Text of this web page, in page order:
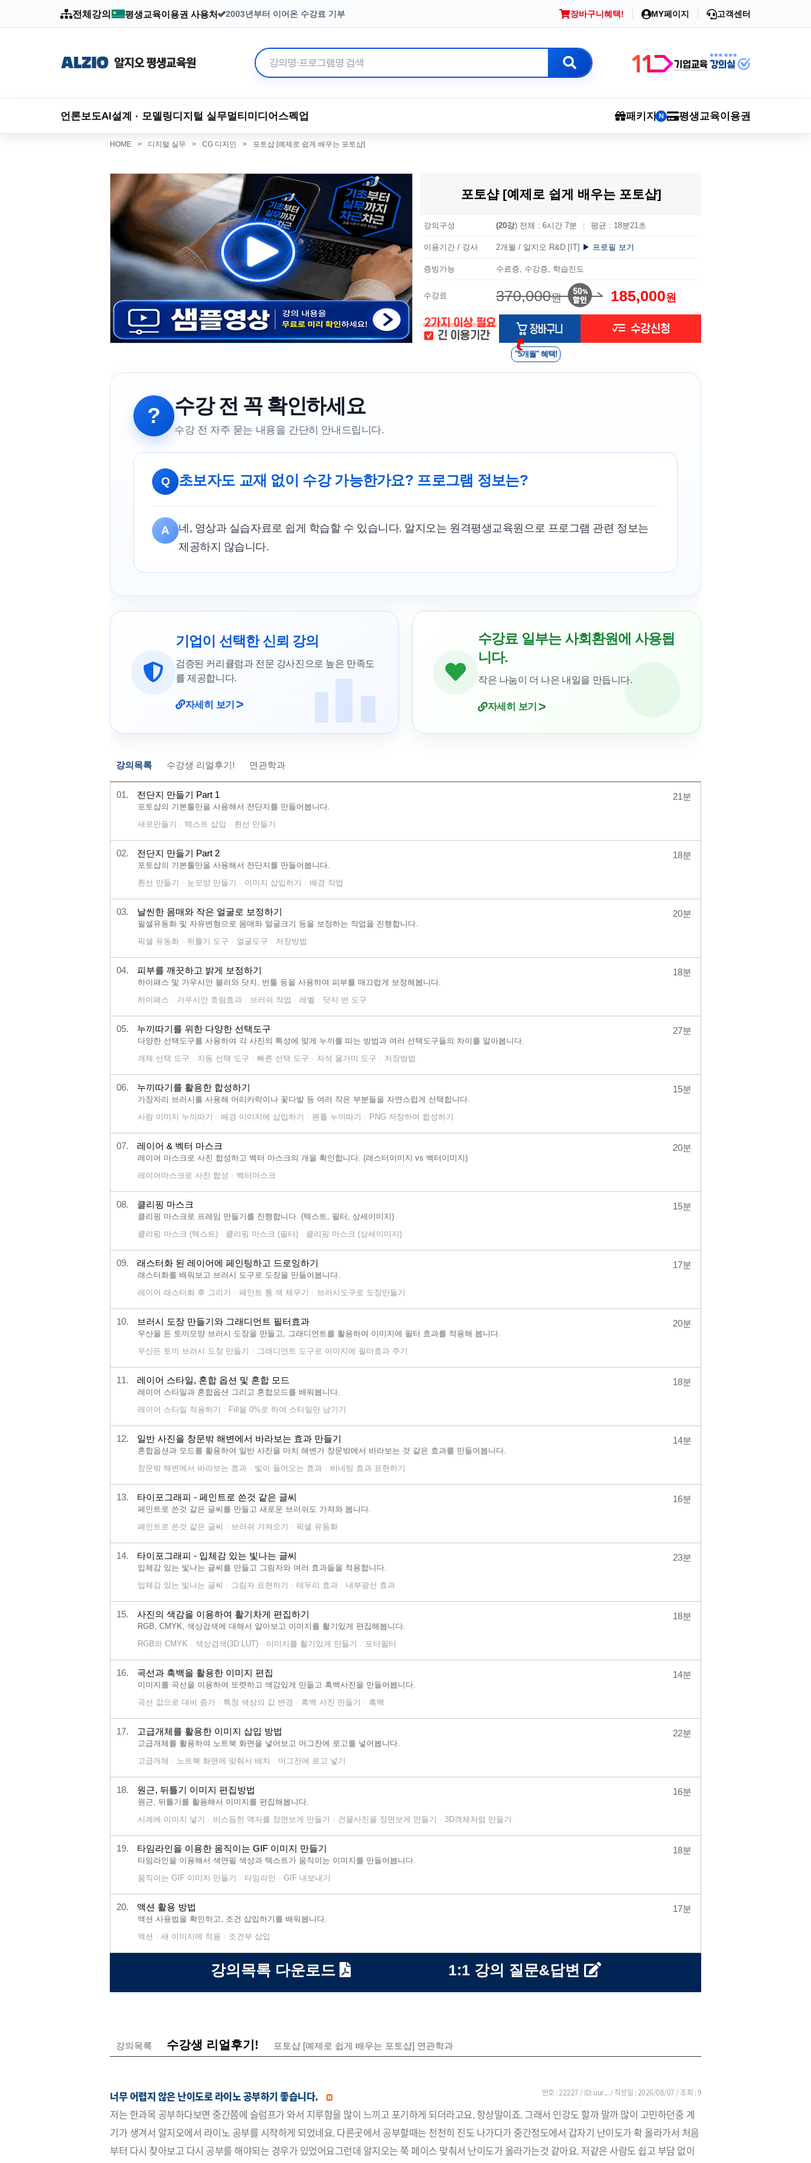
전체강의 평생교육이용권 사용처
2003년부터 이어온 수강료 기부
장바구니혜택! MY페이지 고객센터
언론보도AI설계 · 모델링디지털 실무멀티미디어 스펙업 패키지 N 평생교육이용권
HOME > 디지털 실무 > CG 디자인 > 포토샵 [예제로 쉽게 배우는 포토샵]
포토샵 [예제로 쉽게 배우는 포토샵]
강의구성 (20강) 전체 : 6시간 7분 평균 : 18분21초
이용기간 / 강사 2개월 / 알지오 R&D [IT] ▶ 프로필 보기
증빙가능 수료증, 수강증, 학습진도
수강료 370,000원 185,000원
"5개월" 혜택!
? 수강 전 꼭 확인하세요
수강 전 자주 묻는 내용을 간단히 안내드립니다.
Q 초보자도 교재 없이 수강 가능한가요? 프로그램 정보는?
A
네, 영상과 실습자료로 쉽게 학습할 수 있습니다. 알지오는 원격평생교육원으로 프로그램 관련 정보는
제공하지 않습니다.
기업이 선택한 신뢰 강의
검증된 커리큘럼과 전문 강사진으로 높은 만족도
를 제공합니다.
자세히 보기 >
수강료 일부는 사회환원에 사용됩
니다.
작은 나눔이 더 나은 내일을 만듭니다.
자세히 보기 >
강의목록 수강생 리얼후기! 연관학과
01. 21분
전단지 만들기 Part 1
포토샵의 기본툴만을 사용해서 전단지를 만들어봅니다.
새로만들기
텍스트 삽입 흰선 만들기
02. 18분
전단지 만들기 Part 2
포토샵의 기본툴만을 사용해서 전단지를 만들어봅니다.
흰선 만들기
눈모양 만들기 이미지 삽입하기 배경 작업
03. 20분
날씬한 몸매와 작은 얼굴로 보정하기
필셀유동화 및 자유변형으로 몸매와 얼굴크기 등을 보정하는 작업을 진행합니다.
픽셀 유동화
뒤틀기 도구 얼굴도구 저장방법
04. 18분
피부를 깨끗하고 밝게 보정하기
하이패스 및 가우시안 블러와 닷지, 번툴 등을 사용하여 피부를 매끄럽게 보정해봅니다.
하이패스
가우시안 흐림효과 브러쉬 작업 레벨 닷지 번 도구
05. 27분
누끼따기를 위한 다양한 선택도구
다양한 선택도구를 사용하여 각 사진의 특성에 맞게 누끼를 따는 방법과 여러 선택도구들의 차이를 알아봅니다.
개체 선택 도구
자동 선택 도구 빠른 선택 도구 자석 올가미 도구 저장방법
06. 15분
누끼따기를 활용한 합성하기
가장자리 브러시를 사용해 머리카락이나 꽃다발 등 여러 작은 부분들을 자연스럽게 선택합니다.
사람 이미지 누끼따기
배경 이미지에 삽입하기 펜툴 누끼따기 PNG 저장하여 합성하기
07. 20분
레이어 & 벡터 마스크
레이어 마스크로 사진 합성하고 벡터 마스크의 개을 확인합니다. (래스터이미지 vs 벡터이미지)
레이어마스크로 사진 합성
벡터마스크
08. 15분
클리핑 마스크
클리핑 마스크로 프레임 만들기를 진행합니다. (텍스트, 필터, 상세이미지)
클리핑 마스크 (텍스트)
클리핑 마스크 (필터) 클리핑 마스크 (상세이미지)
09. 17분
래스터화 된 레이어에 페인팅하고 드로잉하기
래스터화를 배워보고 브러시 도구로 도장을 만들어봅니다.
레이어 래스터화 후 그리기
페인트 통 색 채우기 브러시도구로 도장만들기
10. 20분
브러시 도장 만들기와 그래디언트 필터효과
우산을 든 토끼모양 브러시 도장을 만들고, 그래디언트를 활용하여 이미지에 필터 효과를 적용해 봅니다.
우산든 토끼 브러시 도장 만들기
그래디언트 도구로 이미지에 필터효과 주기
11. 18분
레이어 스타일, 혼합 옵션 및 혼합 모드
레이어 스타일과 혼합옵션 그리고 혼합모드를 배워봅니다.
레이어 스타일 적용하기
Fill을 0%로 하여 스타일만 남기기
12. 14분
일반 사진을 창문밖 해변에서 바라보는 효과 만들기
혼합옵션과 모드를 활용하여 일반 사진을 마치 해변가 창문밖에서 바라보는 것 같은 효과를 만들어봅니다.
창문밖 해변에서 바라보는 효과
빛이 들어오는 효과 비네팅 효과 표현하기
13. 16분
타이포그래피 - 페인트로 쓴것 같은 글씨
페인트로 쓴것 같은 글씨를 만들고 새로운 브러쉬도 가져와 봅니다.
페인트로 쓴것 같은 글씨
브러쉬 가져오기 픽셀 유동화
14. 23분
타이포그래피 - 입체감 있는 빛나는 글씨
입체감 있는 빛나는 글씨를 만들고 그림자와 여러 효과들을 적용합니다.
입체감 있는 빛나는 글씨
그림자 표현하기 테두리 효과 내부광선 효과
15. 18분
사진의 색감을 이용하여 활기차게 편집하기
RGB, CMYK, 색상검색에 대해서 알아보고 이미지를 활기있게 편집해봅니다.
RGB와 CMYK
색상검색(3D LUT) 이미지를 활기있게 만들기 포터필터
16. 14분
곡선과 흑백을 활용한 이미지 편집
이미지를 곡선을 이용하여 또렷하고 색감있게 만들고 흑백사진을 만들어봅니다.
곡선 값으로 대비 증가
특정 색상의 값 변경 흑백 사진 만들기 흑백
17. 22분
고급개체를 활용한 이미지 삽입 방법
고급개체를 활용하여 노트북 화면을 넣어보고 머그잔에 로고를 넣어봅니다.
고급개체
노트북 화면에 맞춰서 배치 머그잔에 로고 넣기
18. 16분
원근, 뒤틀기 이미지 편집방법
원근, 뒤틀기를 활용해서 이미지를 편집해봅니다.
시계에 이미지 넣기
비스듬한 액자를 정면보게 만들기 건물사진을 정면보게 만들기 3D객체처럼 만들기
19. 18분
타임라인을 이용한 움직이는 GIF 이미지 만들기
타임라인을 이용해서 색연필 색상과 텍스트가 움직이는 이미지를 만들어봅니다.
움직이는 GIF 이미지 만들기
타임라인 GIF 내보내기
20. 17분
액션 활용 방법
액션 사용법을 확인하고, 조건 삽입하기를 배워봅니다.
액션
새 이미지에 적용 조건부 삽입
강의목록 다운로드 1:1 강의 질문&답변
강의목록 수강생 리얼후기! 포토샵 [예제로 쉽게 배우는 포토샵] 연관학과